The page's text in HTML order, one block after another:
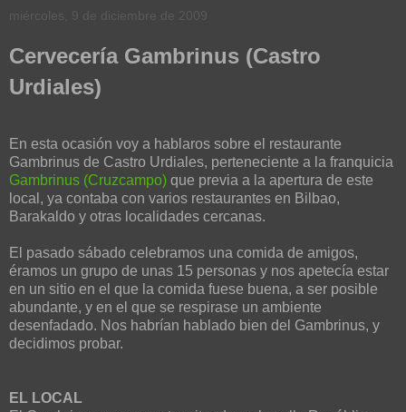
miércoles, 9 de diciembre de 2009
Cervecería Gambrinus (Castro
Urdiales)
En esta ocasión voy a hablaros sobre el restaurante
Gambrinus de Castro Urdiales, perteneciente a la franquicia
Gambrinus (Cruzcampo) que previa a la apertura de este
local, ya contaba con varios restaurantes en Bilbao,
Barakaldo y otras localidades cercanas.
El pasado sábado celebramos una comida de amigos,
éramos un grupo de unas 15 personas y nos apetecía estar
en un sitio en el que la comida fuese buena, a ser posible
abundante, y en el que se respirase un ambiente
desenfadado. Nos habrían hablado bien del Gambrinus, y
decidimos probar.
EL LOCAL